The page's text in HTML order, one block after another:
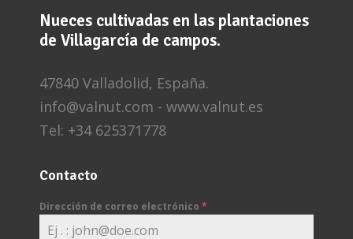
Nueces cultivadas en las plantaciones
de Villagarcía de campos.
47840 Valladolid, España.
info@valnut.com - www.valnut.es
Tel: +34 625371778
Contacto
Dirección de correo electrónico *